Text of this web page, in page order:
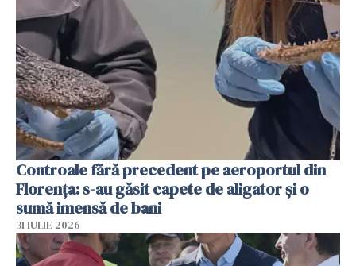
Controale fără precedent pe aeroportul din
Florența: s-au găsit capete de aligator și o
sumă imensă de bani
31 IULIE 2026